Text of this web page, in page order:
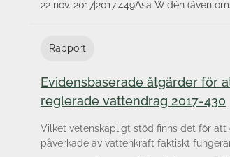
22 nov. 2017 2017:449Åsa Widén (även
Rapport
Evidensbaserade åtgärder för
reglerade vattendrag 2017-430
Vilket vetenskapligt stöd finns det för
påverkade av vattenkraft faktiskt